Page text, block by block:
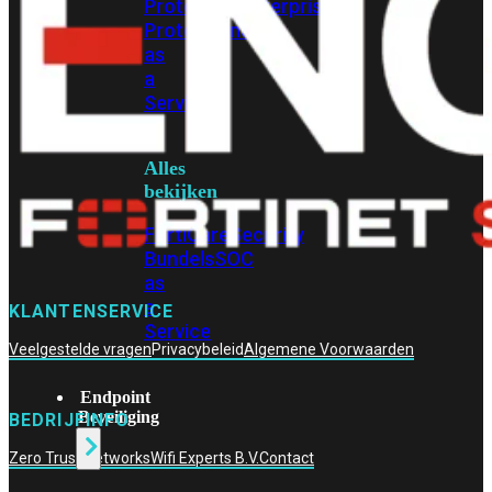
Protection
Enterprise
ProtectionSOC
as
a
Service
Alles
bekijken
FortiCare Security
BundelsSOC
as
a
Service
Endpoint
Beveiliging
KLANTENSERVICE
Veelgestelde vragenPrivacybeleidAlgemene Voorwaarden
BEDRIJFINFO
Zero Trust NetworksWifi Experts B.V.Contact